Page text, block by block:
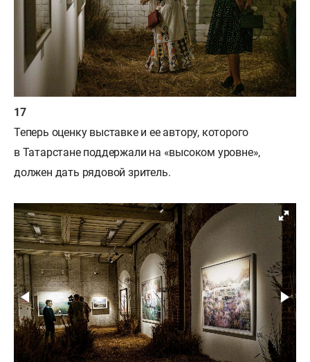
Теперь оценку выставке и ее автору, которого
в Татарстане поддержали на «высоком уровне»,
должен дать рядовой зритель.